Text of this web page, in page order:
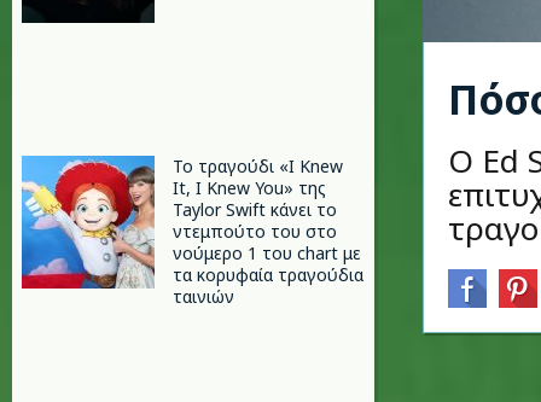
Το τραγούδι «I Knew
It, I Knew You» της
Taylor Swift κάνει το
ντεμπούτο του στο
νούμερο 1 του chart με
τα κορυφαία τραγούδια
ταινιών
Ο Ed